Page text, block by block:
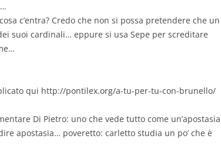
c’entra? Credo che non si possa pretendere che un
suoi cardinali… eppure si usa Sepe per screditare
qui http://pontilex.org/a-tu-per-tu-con-brunello/
Di Pietro: uno che vede tutto come un’apostasia
apostasia… poveretto: carletto studia un po’ che è